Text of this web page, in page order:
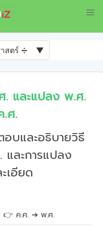
สตร์ ➗ ▼
และแปลง พ.ศ.
.ศ.
บและอธิบายวิธี
ละการแปลง
เอียด
👉 ค.ศ. ➔ พ.ศ.